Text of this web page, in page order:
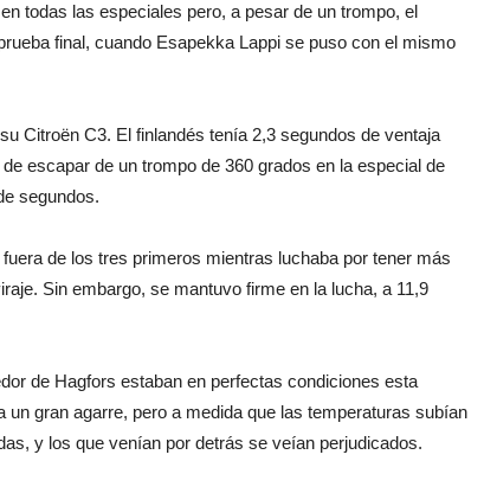
todas las especiales pero, a pesar de un trompo, el
final, cuando Esapekka Lappi se puso con el mismo
Citroën C3. El finlandés tenía 2,3 segundos de ventaja
escapar de un trompo de 360 grados en la especial de
segundos.
de los tres primeros mientras luchaba por tener más
Sin embargo, se mantuvo firme en la lucha, a 11,9
de Hagfors estaban en perfectas condiciones esta
un gran agarre, pero a medida que las temperaturas subían
y los que venían por detrás se veían perjudicados.